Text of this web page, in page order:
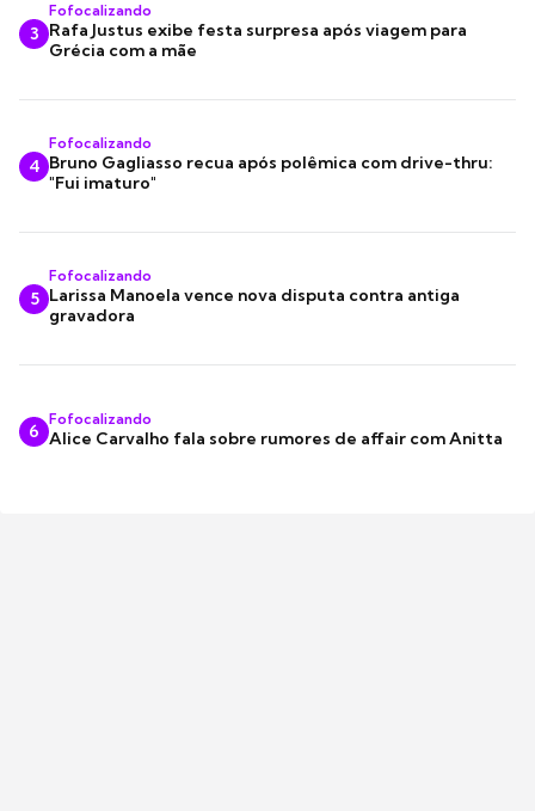
3
Fofocalizando
Rafa Justus exibe festa surpresa após viagem para
Grécia com a mãe
4
Fofocalizando
Bruno Gagliasso recua após polêmica com drive-thru:
"Fui imaturo"
5
Fofocalizando
Larissa Manoela vence nova disputa contra antiga
gravadora
6
Fofocalizando
Alice Carvalho fala sobre rumores de affair com Anitta